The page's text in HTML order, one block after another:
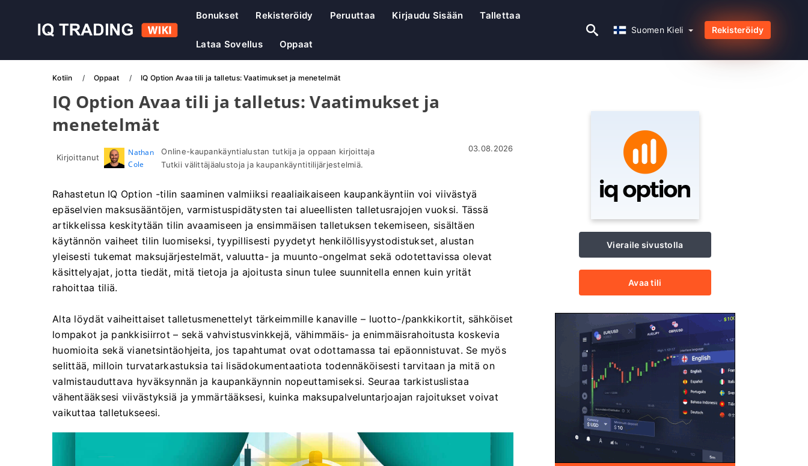
Suomen Kieli
Bonukset Rekisteröidy Peruuttaa Kirjaudu Sisään Tallettaa
Lataa Sovellus Oppaat
Suomen Kieli Rekisteröidy
Kotiin Oppaat IQ Option Avaa tili ja talletus: Vaatimukset ja menetelmät
IQ Option Avaa tili ja talletus: Vaatimukset ja
menetelmät
Kirjoittanut
Nathan
Cole
Online-kaupankäyntialustan tutkija ja oppaan kirjoittaja
Tutkii välittäjäalustoja ja kaupankäyntitilijärjestelmiä.
03.08.2026
Rahastetun IQ Option -tilin saaminen valmiiksi reaaliaikaiseen kaupankäyntiin voi viivästyä
epäselvien maksusääntöjen, varmistuspidätysten tai alueellisten talletusrajojen vuoksi. Tässä
artikkelissa keskitytään tilin avaamiseen ja ensimmäisen talletuksen tekemiseen, sisältäen
käytännön vaiheet tilin luomiseksi, tyypillisesti pyydetyt henkilöllisyystodistukset, alustan
yleisesti tukemat maksujärjestelmät, valuutta- ja muunto-ongelmat sekä odotettavissa olevat
käsittelyajat, jotta tiedät, mitä tietoja ja ajoitusta sinun tulee suunnitella ennen kuin yrität
rahoittaa tiliä.
Alta löydät vaiheittaiset talletusmenettelyt tärkeimmille kanaville – luotto-/pankkikortit, sähköiset
lompakot ja pankkisiirrot – sekä vahvistusvinkkejä, vähimmäis- ja enimmäisrahoitusta koskevia
huomioita sekä vianetsintäohjeita, jos tapahtumat ovat odottamassa tai epäonnistuvat. Se myös
selittää, milloin turvatarkastuksia tai lisädokumentaatiota todennäköisesti tarvitaan ja mitä on
valmistauduttava hyväksynnän ja kaupankäynnin nopeuttamiseksi. Seuraa tarkistuslistaa
vähentääksesi viivästyksiä ja ymmärtääksesi, kuinka maksupalveluntarjoajan rajoitukset voivat
vaikuttaa talletukseesi.
Vieraile sivustolla
Avaa tili